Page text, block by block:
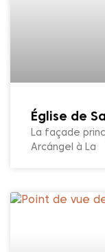
Église de
La façade
Arcángel à La